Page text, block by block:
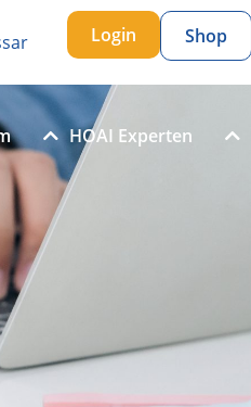
Login Shop
HOAI Experten